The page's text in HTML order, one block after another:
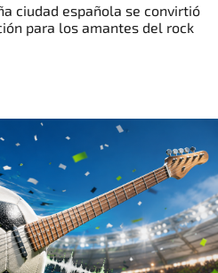
ciudad española se convirtió
para los amantes del rock